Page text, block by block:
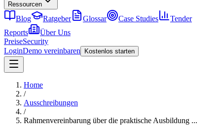
Ressourcen
Blog Ratgeber Glossar Case Studies
Tender
Reports
Über Uns
PreiseSecurity
LoginDemo vereinbaren Kostenlos starten
Home
/
Ausschreibungen
/
Rahmenvereinbarung über die praktische Ausbildung ...